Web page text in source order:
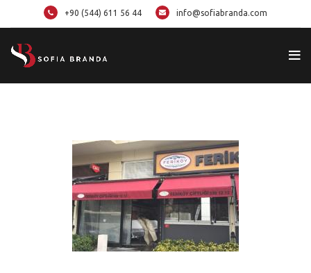
+90 (544) 611 56 44 info@sofiabranda.com